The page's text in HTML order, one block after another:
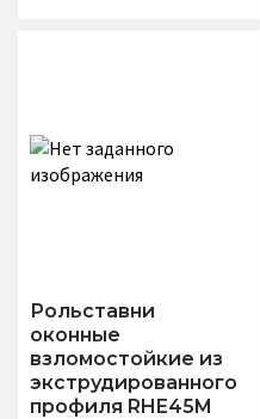
Рольставни
оконные
взломостойкие из
экструдированного
профиля RHE45M